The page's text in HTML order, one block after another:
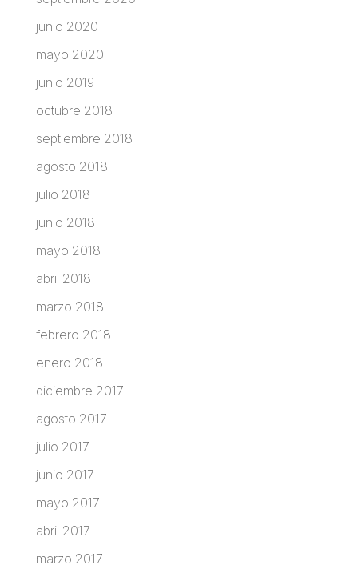
junio 2020
mayo 2020
junio 2019
octubre 2018
septiembre 2018
agosto 2018
julio 2018
junio 2018
mayo 2018
abril 2018
marzo 2018
febrero 2018
enero 2018
diciembre 2017
agosto 2017
julio 2017
junio 2017
mayo 2017
abril 2017
marzo 2017